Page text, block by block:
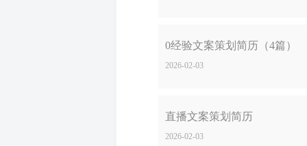
0经验文案策划简历（4篇）
2026-02-03
直播文案策划简历
2026-02-03